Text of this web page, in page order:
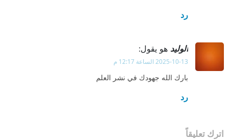
رد
الوليد هو يقول:
2025-10-13 الساعة 12:17 م
بارك الله جهودك في نشر العلم
رد
اترك تعليقاً